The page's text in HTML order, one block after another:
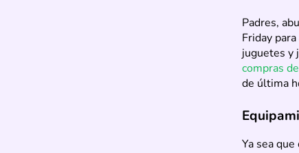
Padres,
Friday
juguetes y
compras
de última
Ya sea